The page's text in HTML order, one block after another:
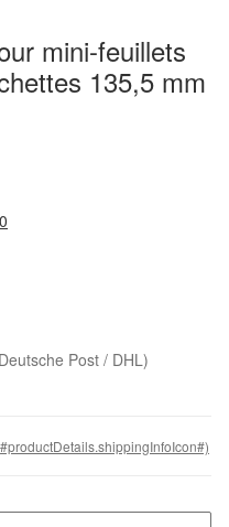
mini-feuillets
135,5 mm
Post / DHL)